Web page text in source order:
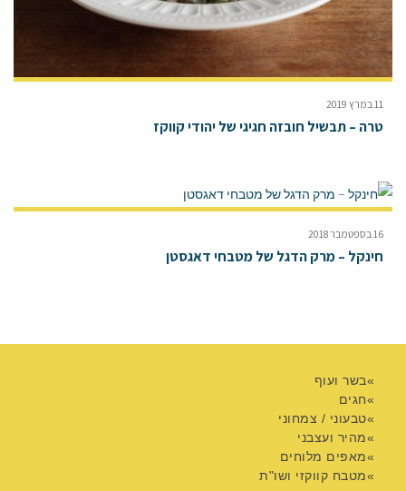
11 במרץ 2019
טרה – תבשיל חובזה חגיגי של יהודי קווקז
16 בספטמבר 2018
חינקל – מרק הדגל של מטבחי דאגסטן
בשר ועוף
חגים
טבעוני / צמחוני
מהיר ועצבני
מאפים מלוחים
מטבח קווקזי ושו"ת